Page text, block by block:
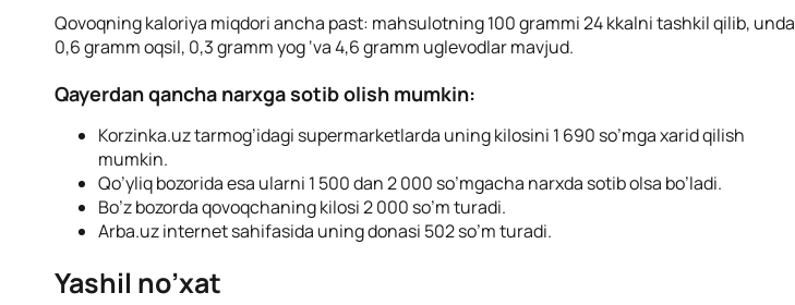
Qovoqning kaloriya miqdori ancha past: mahsulotning 100 grammi 24 kkalni tashkil qilib, unda
0,6 gramm oqsil, 0,3 gramm yog ‘va 4,6 gramm uglevodlar mavjud.
Qayerdan qancha narxga sotib olish mumkin:
Korzinka.uz tarmog’idagi supermarketlarda uning kilosini 1 690 so’mga xarid qilish
mumkin.
Qo’yliq bozorida esa ularni 1 500 dan 2 000 so’mgacha narxda sotib olsa bo’ladi.
Bo’z bozorda qovoqchaning kilosi 2 000 so’m turadi.
Arba.uz internet sahifasida uning donasi 502 so’m turadi.
Yashil no’xat